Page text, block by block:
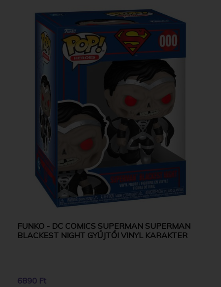
FUNKO - DC COMICS SUPERMAN SUPERMAN
BLACKEST NIGHT GYŰJTŐI VINYL KARAKTER
6890 Ft